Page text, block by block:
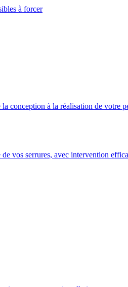
à forcer
conception à la réalisation de votre
vos serrures, avec intervention